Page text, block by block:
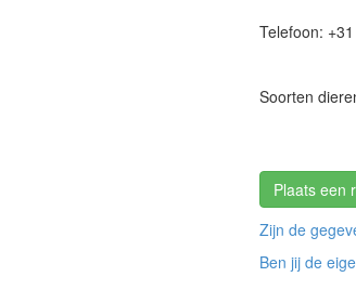
Telefoon:
Soorten
Plaats een
Zijn de
Ben jij de